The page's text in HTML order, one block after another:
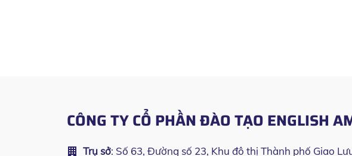
CÔNG TY CỔ PHẦN ĐÀO TẠO ENGLISH
Trụ sở: Số 63, Đường số 23, Khu đô thị Thành phố Giao